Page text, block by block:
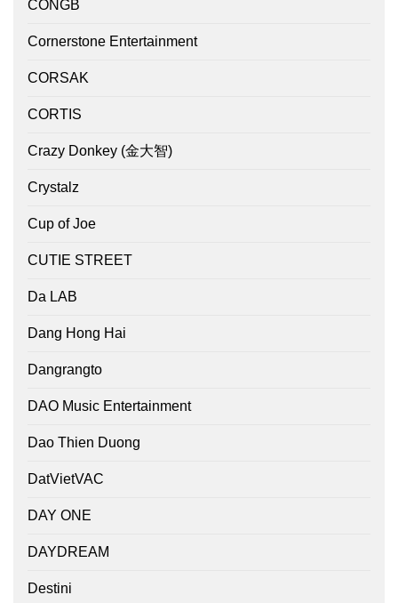
CONGB
Cornerstone Entertainment
CORSAK
CORTIS
Crazy Donkey (金大智)
Crystalz
Cup of Joe
CUTIE STREET
Da LAB
Dang Hong Hai
Dangrangto
DAO Music Entertainment
Dao Thien Duong
DatVietVAC
DAY ONE
DAYDREAM
Destini